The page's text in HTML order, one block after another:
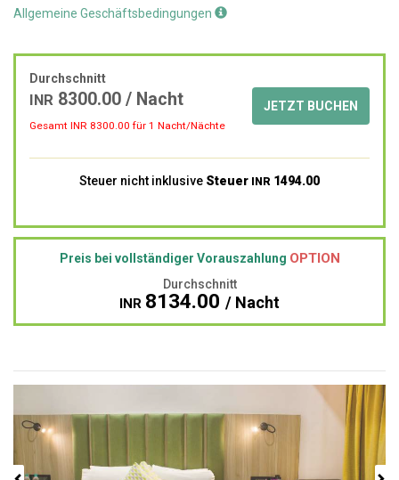
Allgemeine Geschäftsbedingungen
Durchschnitt
INR 8300.00 / Nacht
Gesamt INR 8300.00 für 1 Nacht/Nächte
JETZT BUCHEN
Steuer nicht inklusive Steuer INR 1494.00
Preis bei vollständiger Vorauszahlung OPTION
Durchschnitt
INR 8134.00 / Nacht
Next